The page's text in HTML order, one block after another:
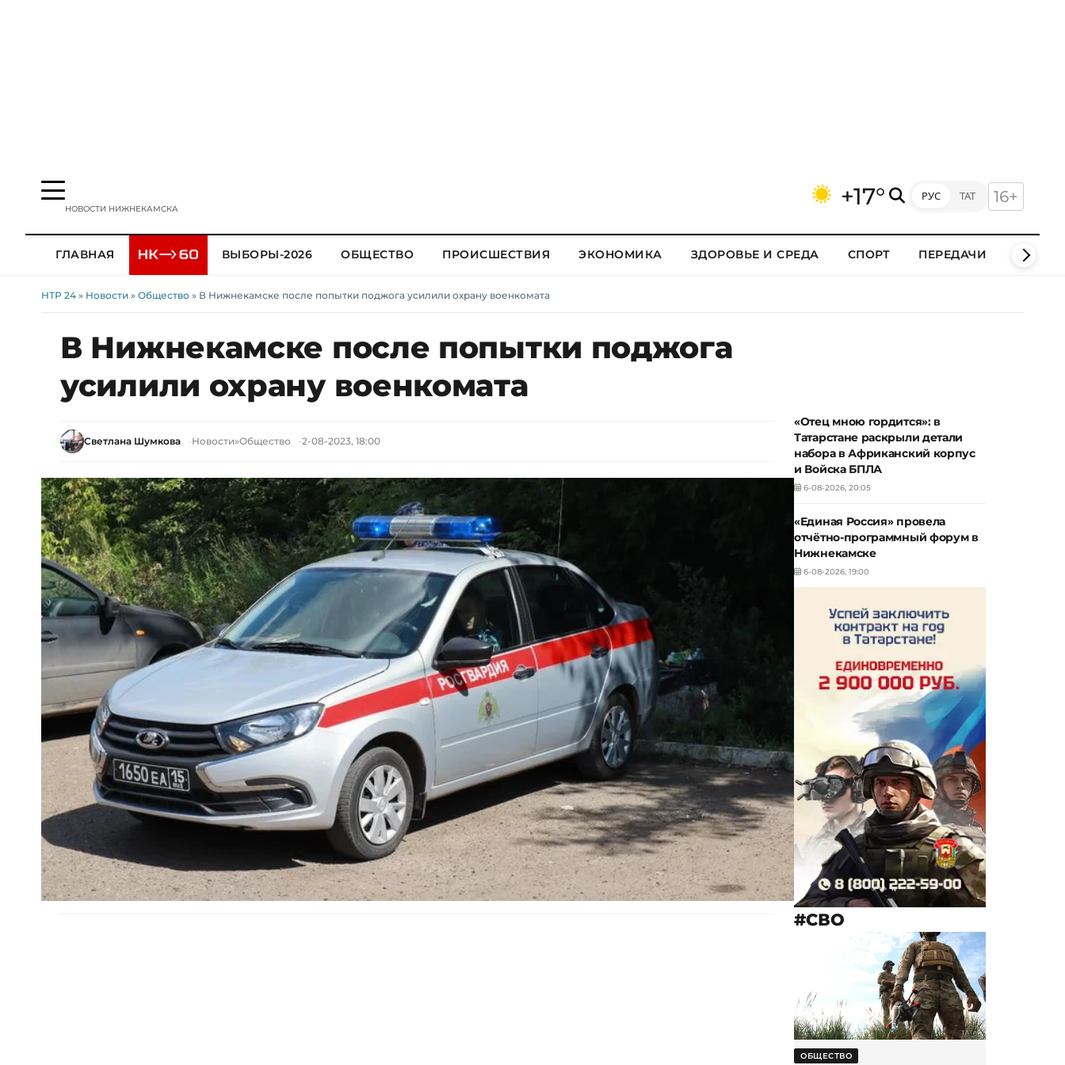
НОВОСТИ НИЖНЕКАМСКА +17° РУС ТАТ 16+
ГЛАВНАЯ ВЫБОРЫ-2026 ОБЩЕСТВО ПРОИСШЕСТВИЯ ЭКОНОМИКА ЗДОРОВЬЕ И СРЕДА СПОРТ ПЕРЕДАЧИ КЛИПЫ
НТР 24 » Новости » Общество » В Нижнекамске после попытки поджога усилили охрану военкомата
В Нижнекамске после попытки поджога
усилили охрану военкомата
Светлана Шумкова Новости»Общество 2-08-2023, 18:00
«Отец мною гордится»: в
Татарстане раскрыли детали
набора в Африканский корпус
и Войска БПЛА
6-08-2026, 20:05
«Единая Россия» провела
отчётно-программный форум в
Нижнекамске
6-08-2026, 19:00
#СВО
ОБЩЕСТВО